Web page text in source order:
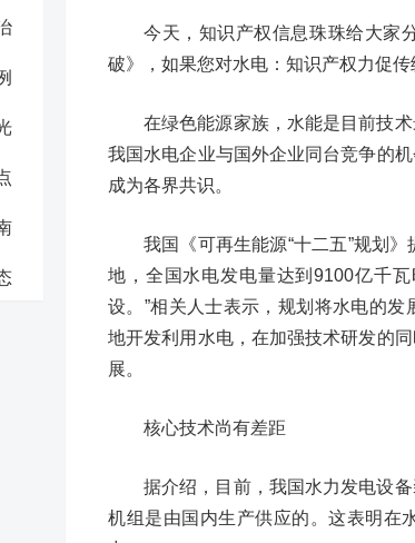
今天，知识产权信息珠珠给大家
破》，如果您对水电：知识产权力促
在绿色能源家族，水能是目前技
我国水电企业与国外企业同台竞争的
成为各界共识。
我国《可再生能源“十二五”规划
地，全国水电发电量达到9100亿千
设。”相关人士表示，规划将水电的
地开发利用水电，在加强技术研发的
展。
核心技术尚有差距
据介绍，目前，我国水力发电设
机组是由国内生产供应的。这表明在